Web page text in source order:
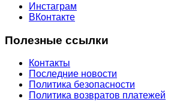
Инстаграм
ВКонтакте
Полезные ссылки
Контакты
Последние новости
Политика безопасности
Политика возвратов платежей